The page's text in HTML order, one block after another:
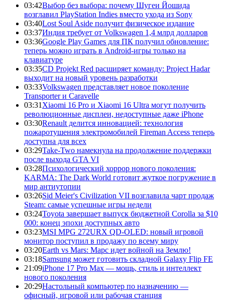
03:42Выбор без выбора: почему Шугеи Йошида
возглавил PlayStation Indies вместо ухода из Sony
03:40Lost Soul Aside получит физическое издание
03:37Индия требует от Volkswagen 1,4 млрд долларов
03:36Google Play Games для ПК получил обновление:
теперь можно играть в Android-игры только на
клавиатуре
03:35CD Projekt Red расширяет команду: Project Hadar
выходит на новый уровень разработки
03:33Volkswagen представляет новое поколение
Transporter и Caravelle
03:31 Xiaomi 16 Pro и Xiaomi 16 Ultra могут получить
революционные дисплеи, недоступные даже iPhone
03:30Renault делится инновацией: технология
пожаротушения электромобилей Fireman Access теперь
доступна для всех
03:29Take-Two намекнула на продолжение поддержки
после выхода GTA VI
03:28Психологический хоррор нового поколения:
KARMA: The Dark World готовит жуткое погружение в
мир антиутопии
03:26Sid Meier's Civilization VII возглавила чарт продаж
Steam: самые успешные игры недели
03:24Toyota завершает выпуск бюджетной Corolla за $10
000: конец эпохи доступных авто
03:23MSI MPG 272URX QD-OLED: новый игровой
монитор поступил в продажу по всему миру
03:20Earth vs Mars: Марс идет войной на Землю!
03:18Samsung может готовить складной Galaxy Flip FE
21:09iPhone 17 Pro Max — мощь, стиль и интеллект
нового поколения
20:29Настольный компьютер по назначению —
офисный, игровой или рабочая станция